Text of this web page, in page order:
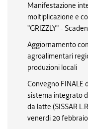
Manifestazione
moltiplicazione e
"GRIZZLY" -
Aggiornamento
agroalimentari
produzioni locali
Convegno
sistema integrato
da latte (SISSAR
venerdi 20 febbraio